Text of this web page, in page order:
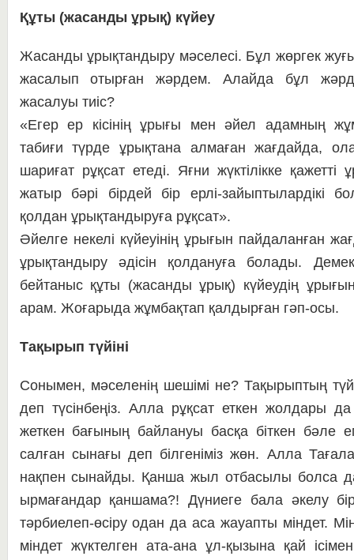
Құты (жасанды ұрық) күйеу
Жасанды ұрықтандыру мәсе­ле­сі. Бұл жөргек
жасалып отырған жәр­дем. Алайда бұл
жасалуы тиіс?
«Егер ер кісінің ұрығы мен әйел адамның
табиғи түрде ұрықтана ал­ма­ған жағдайда,
шариғат рұқсат етеді. Яғни жүк­­тілікке
жатыр бәрі бірдей бір ерлі-зайыптылардікі
қолдан ұрықтандыруға рұқ­сат».
Әйелге некелі күйеуінің ұры­ғын пайдаланған
ұрықтандыру әдісін қол­дануға болады.
бейтаныс құты (жасанды ұрық) күй­еу­дің
арам. Жоғарыда жұмбақтап қал­дырған гәп-осы.
Тақырып түйіні
Сонымен, мәселенің шешімі не? Тақырыптың
деп түсінбеңіз. Алла рұқсат ет­кен жолдары
жеткен бағының байлануы бас­қа біткен бәле
салған сынағы деп білгеніміз жөн. Алла
нақпен сынайды. Қанша жыл от­ба­сылы болса
ырмағандар қаншама?! Дү­ние­ге бала әкелу
тәрбиелеп-өсіру одан да аса жауапты міндет.
міндет жүктелген ата-ана ұл-қызына қай